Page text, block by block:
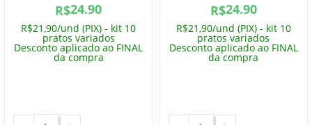
R$24.90
R$21,90/und (PIX) - kit 10
pratos variados
Desconto aplicado ao FINAL
da compra
R$24.90
R$21,90/und (PIX) - kit 10
pratos variados
Desconto aplicado ao FINAL
da compra